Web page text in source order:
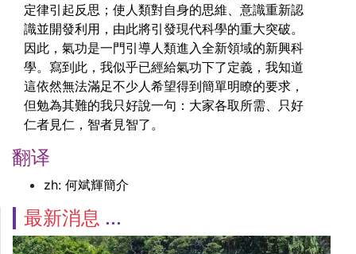
定律引起反思；使人類對自身的思維、意識重新認
識並開發利用，由此將引發現代科學的重大突破。
因此，氣功是一門引導人類進入全新領域的新興科
學。寫到此，我似乎已經給氣功下了定義，我知道
這依然無法滿足不少人希望得到簡單明瞭的要求，
但勉為其難的我只好說一句：大家各取所需、只好
仁者見仁，智者見智了。
翻译
zh: 何斌輝簡介
最新消息